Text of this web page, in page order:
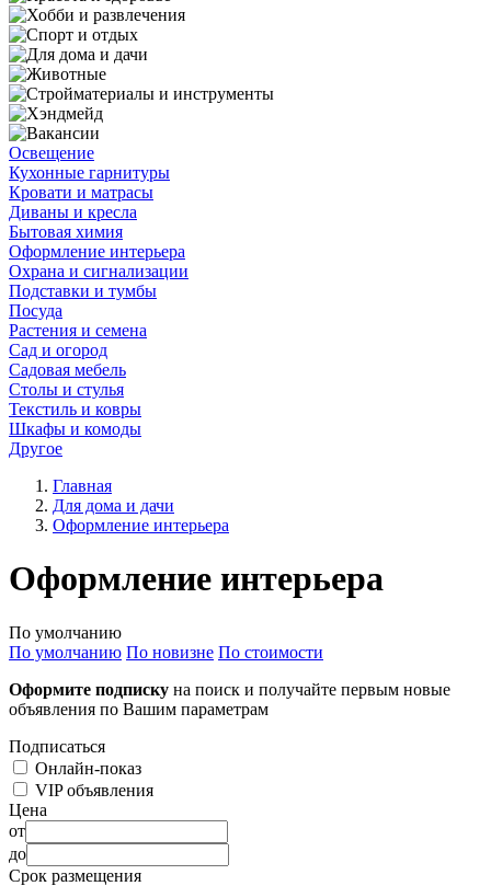
Освещение
Кухонные гарнитуры
Кровати и матрасы
Диваны и кресла
Бытовая химия
Оформление интерьера
Охрана и сигнализации
Подставки и тумбы
Посуда
Растения и семена
Сад и огород
Садовая мебель
Столы и стулья
Текстиль и ковры
Шкафы и комоды
Другое
Главная
Для дома и дачи
Оформление интерьера
Оформление интерьера
По умолчанию
По умолчанию По новизне По стоимости
Оформите подписку на поиск и получайте первым новые
объявления по Вашим параметрам
Подписаться
Онлайн-показ
VIP объявления
Цена
от
до
Срок размещения